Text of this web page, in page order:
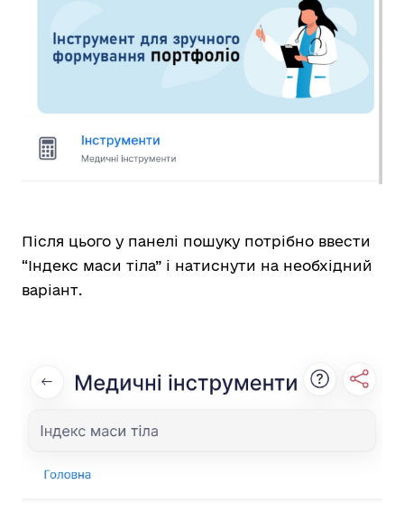
Після цього у панелі пошуку потрібно ввести
“Індекс маси тіла” і натиснути на необхідний
варіант.